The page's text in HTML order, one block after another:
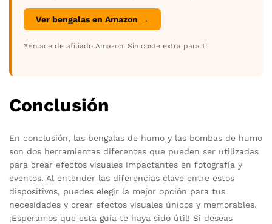
Ver bengalas en Amazon →
*Enlace de afiliado Amazon. Sin coste extra para ti.
Conclusión
En conclusión, las bengalas de humo y las bombas de humo
son dos herramientas diferentes que pueden ser utilizadas
para crear efectos visuales impactantes en fotografía y
eventos. Al entender las diferencias clave entre estos
dispositivos, puedes elegir la mejor opción para tus
necesidades y crear efectos visuales únicos y memorables.
¡Esperamos que esta guía te haya sido útil! Si deseas